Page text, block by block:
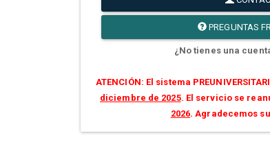
PREGUNTAS
¿No tienes una
ATENCIÓN: El sistema
diciembre de 2025. El servicio se
2026. Agradecemos